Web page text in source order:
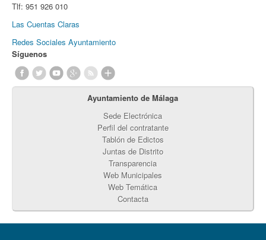
Tlf: 951 926 010
Las Cuentas Claras
Redes Sociales Ayuntamiento
Síguenos
Ayuntamiento de Málaga
Sede Electrónica
Perfil del contratante
Tablón de Edictos
Juntas de Distrito
Transparencia
Web Municipales
Web Temática
Contacta